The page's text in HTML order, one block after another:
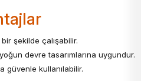
şekilde çalışabilir.
devre tasarımlarına uygundur.
güvenle kullanılabilir.